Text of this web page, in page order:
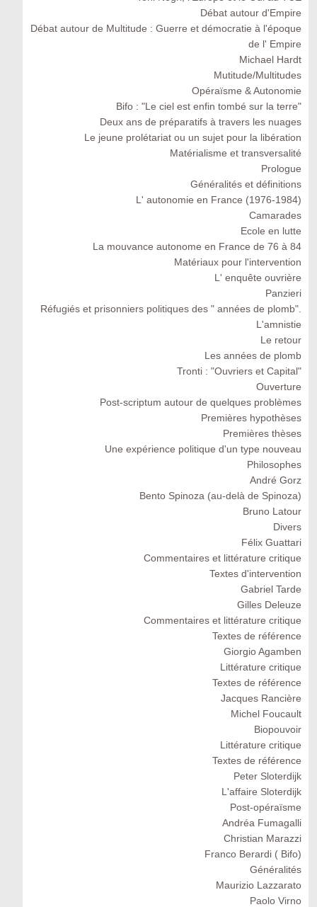
Débat autour d'Empire
Débat autour de Multitude : Guerre et démocratie à l'époque
de l' Empire
Michael Hardt
Mutitude/Multitudes
Opéraïsme & Autonomie
Bifo : "Le ciel est enfin tombé sur la terre"
Deux ans de préparatifs à travers les nuages
Le jeune prolétariat ou un sujet pour la libération
Matérialisme et transversalité
Prologue
Généralités et définitions
L' autonomie en France (1976-1984)
Camarades
Ecole en lutte
La mouvance autonome en France de 76 à 84
Matériaux pour l'intervention
L' enquête ouvrière
Panzieri
Réfugiés et prisonniers politiques des " années de plomb".
L'amnistie
Le retour
Les années de plomb
Tronti : "Ouvriers et Capital"
Ouverture
Post-scriptum autour de quelques problèmes
Premières hypothèses
Premières thèses
Une expérience politique d'un type nouveau
Philosophes
André Gorz
Bento Spinoza (au-delà de Spinoza)
Bruno Latour
Divers
Félix Guattari
Commentaires et littérature critique
Textes d'intervention
Gabriel Tarde
Gilles Deleuze
Commentaires et littérature critique
Textes de référence
Giorgio Agamben
Littérature critique
Textes de référence
Jacques Rancière
Michel Foucault
Biopouvoir
Littérature critique
Textes de référence
Peter Sloterdijk
L'affaire Sloterdijk
Post-opéraïsme
Andréa Fumagalli
Christian Marazzi
Franco Berardi ( Bifo)
Généralités
Maurizio Lazzarato
Paolo Virno